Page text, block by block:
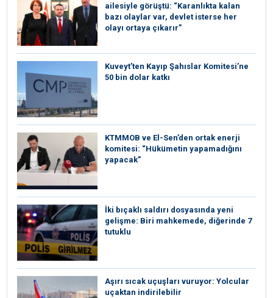
ailesiyle görüştü: “Karanlıkta kalan
bazı olaylar var, devlet isterse her
olayı ortaya çıkarır”
Kuveyt’ten Kayıp Şahıslar Komitesi’ne
50 bin dolar katkı
KTMMOB ve El-Sen’den ortak enerji
komitesi: “Hükümetin yapamadığını
yapacak”
İki bıçaklı saldırı dosyasında yeni
gelişme: Biri mahkemede, diğerinde 7
tutuklu
Aşırı sıcak uçuşları vuruyor: Yolcular
uçaktan indirilebilir